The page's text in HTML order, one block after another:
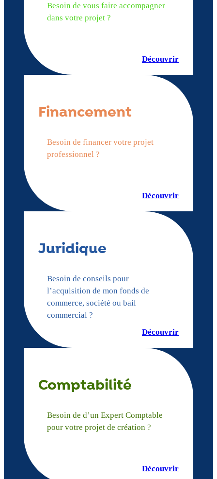
Besoin de vous faire accompagner
dans votre projet ?
Découvrir
Financement
Besoin de financer votre projet
professionnel ?
Découvrir
Juridique
Besoin de conseils pour
l’acquisition de mon fonds de
commerce, société ou bail
commercial ?
Découvrir
Comptabilité
Besoin de d’un Expert Comptable
pour votre projet de création ?
Découvrir